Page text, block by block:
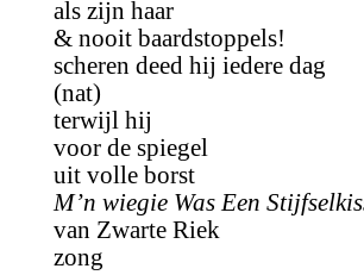
als zijn haar
& nooit baardstoppels!
scheren deed hij iedere dag
(nat)
terwijl hij
voor de spiegel
uit volle borst
M’n wiegie Was Een
van Zwarte Riek
zong